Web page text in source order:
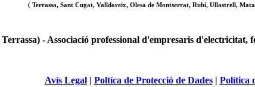
( Terrassa, Sant Cugat, Valldoreix, Olesa de Montserrat, Rubí, Ullastrell,
- Associació professional d'empresaris d'electricitat,
Avís Legal| Poltíca de Protecció de Dades| Política